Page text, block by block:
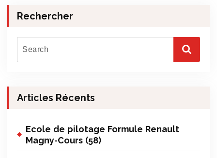
Rechercher
Articles Récents
Ecole de pilotage Formule Renault
Magny-Cours (58)